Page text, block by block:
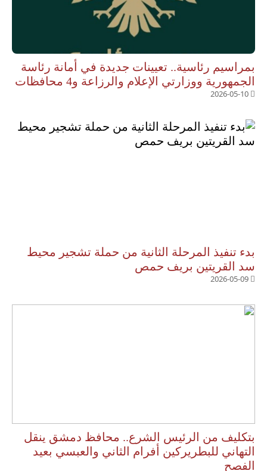
بمراسيم رئاسية.. تعيينات جديدة في أمانة رئاسة
الجمهورية ووزارتي الإعلام والرزاعة و4 محافظات
2026-05-10
بدء تنفيذ المرحلة الثانية من حملة تشجير محيط
سد القريتين بريف حمص
2026-05-09
بتكليف من الرئيس الشرع.. محافظ دمشق ينقل
التهاني للبطريركين أفرام الثاني والعبسي بعيد
الفصح